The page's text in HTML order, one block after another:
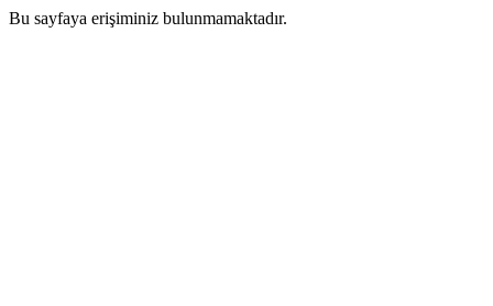
Bu sayfaya erişiminiz bulunmamaktadır.